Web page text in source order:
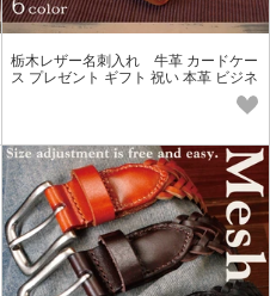
栃木レザー名刺入れ 牛革 カードケー
ス プレゼント ギフト 祝い 本革 ビジネ